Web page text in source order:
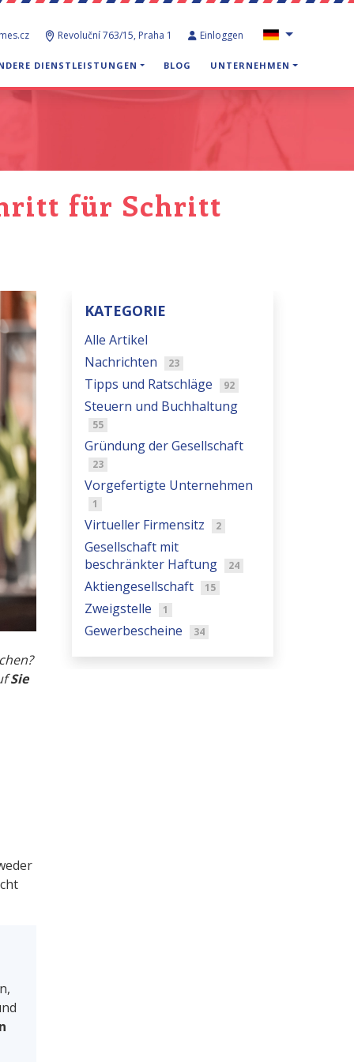
DIENSTLEISTUNGEN BLOG UNTERNEHMEN
Revoluční 763/15, Praha 1 Einloggen
für Schritt
Sie
KATEGORIE
Alle Artikel
Nachrichten
23
Tipps und Ratschläge 92
Steuern und Buchhaltung
55
Gründung der Gesellschaft
23
Vorgefertigte Unternehmen
1
Virtueller Firmensitz 2
Gesellschaft mit
beschränkter Haftung
24
Aktiengesellschaft 15
Zweigstelle 1
Gewerbescheine 34